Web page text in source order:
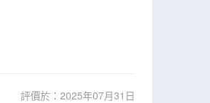
評價於：2025年07月31日